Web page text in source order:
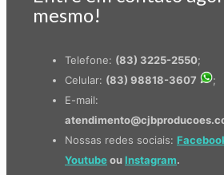
mesmo!
Telefone: (83) 3225-2550;
Celular: (83) 98818-3607
;
E-mail:
Nossas redes sociais:
Youtubeou Instagram.